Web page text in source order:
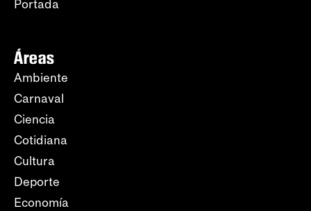
Portada
Áreas
Ambiente
Carnaval
Ciencia
Cotidiana
Cultura
Deporte
Economía